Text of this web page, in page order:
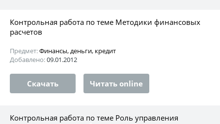
Контрольная работа по теме Методики финансовых
расчетов
Предмет:Финансы, деньги, кредит
Добавлено:09.01.2012
Скачать Читать online
Контрольная работа по теме Роль управления